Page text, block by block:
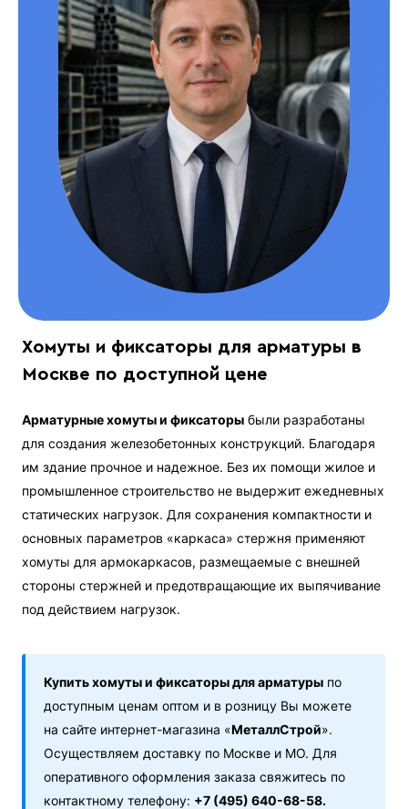
Хомуты и фиксаторы для арматуры в
Москве по доступной цене
Арматурные хомуты и фиксаторы были разработаны
для создания железобетонных конструкций. Благодаря
им здание прочное и надежное. Без их помощи жилое и
промышленное строительство не выдержит ежедневных
статических нагрузок. Для сохранения компактности и
основных параметров «каркаса» стержня применяют
хомуты для армокаркасов, размещаемые с внешней
стороны стержней и предотвращающие их выпячивание
под действием нагрузок.
Купить хомуты и фиксаторы для арматуры по
доступным ценам оптом и в розницу Вы можете
на сайте интернет-магазина «МеталлСтрой».
Осуществляем доставку по Москве и МО. Для
оперативного оформления заказа свяжитесь по
контактному телефону: +7 (495) 640-68-58.